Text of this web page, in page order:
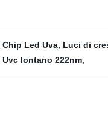
Chip Led Uva, Luci di
Uvc lontano 222nm,